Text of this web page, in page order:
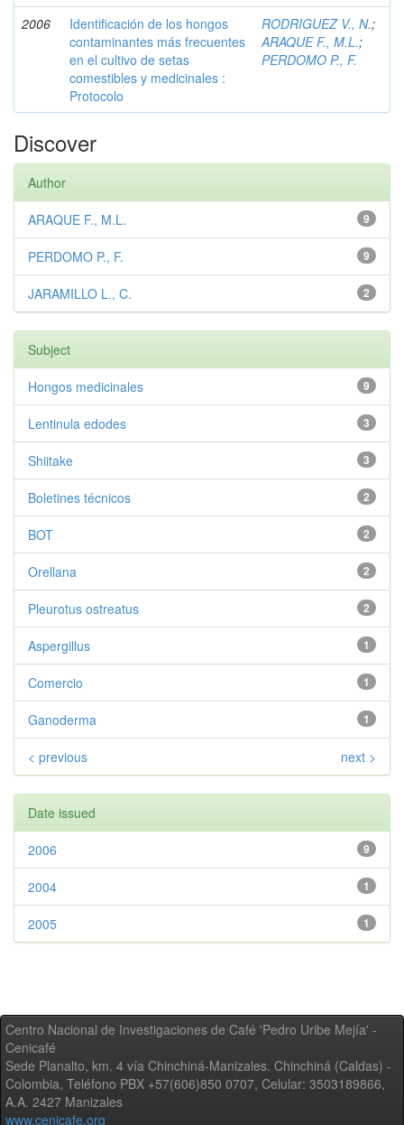
2006
Identificación de los hongos
contaminantes más frecuentes
en el cultivo de setas
comestibles y medicinales :
Protocolo
RODRIGUEZ V., N.;
ARAQUE F., M.L.;
PERDOMO P., F.
Discover
Author
9
ARAQUE F., M.L.
9
PERDOMO P., F.
2
JARAMILLO L., C.
Subject
9
Hongos medicinales
3
Lentinula edodes
3
Shiitake
2
Boletines técnicos
2
BOT
2
Orellana
2
Pleurotus ostreatus
1
Aspergillus
1
Comercio
1
Ganoderma
< previous next >
Date issued
9
2006
1
2004
1
2005
Centro Nacional de Investigaciones de Café 'Pedro Uribe Mejía' -
Cenicafé
Sede Planalto, km. 4 vía Chinchiná-Manizales. Chinchiná (Caldas) -
Colombia, Teléfono PBX +57(606)850 0707, Celular: 3503189866,
A.A. 2427 Manizales
www.cenicafe.org